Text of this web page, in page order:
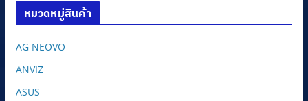
หมวดหมู่สินค้า
AG NEOVO
ANVIZ
ASUS